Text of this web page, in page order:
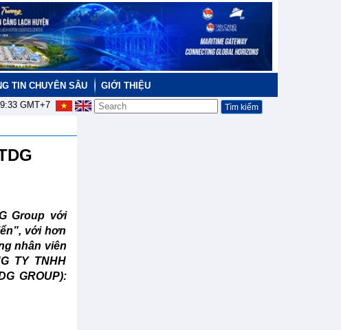
TIN CHUYÊN SÂU
GIỚI THIỆU
GMT+7
Group với
với hơn
nhân viên
TY TNHH
GROUP):